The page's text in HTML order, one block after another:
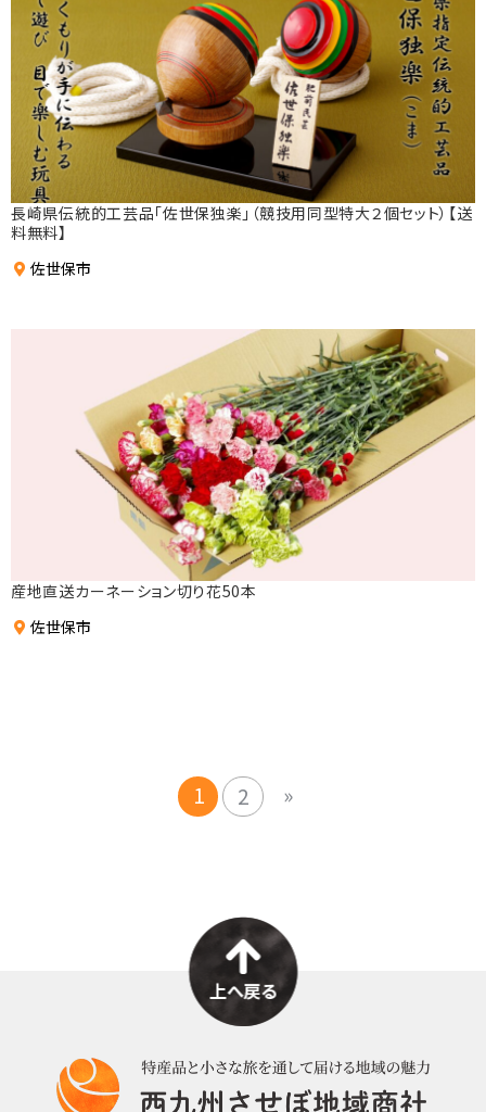
長崎県伝統的工芸品「佐世保独楽」（競技用同型特大２個セット）【送
料無料】
佐世保市
産地直送カーネーション切り花50本
佐世保市
1 2 »